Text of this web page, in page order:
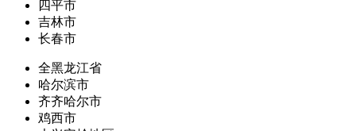
四平市
吉林市
长春市
全黑龙江省
哈尔滨市
齐齐哈尔市
鸡西市